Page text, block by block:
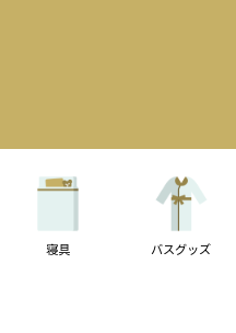
寝具 バスグッズ